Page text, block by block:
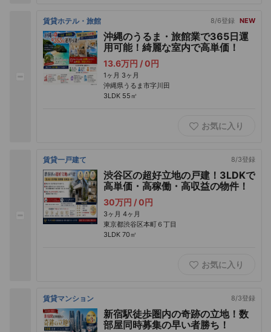
賃貸ホテル・旅館 8/6登録 NEW
沖縄のうるま・旅館業で365日運
用可能！綺麗な室内で高単価！
13.6万円 /0円
1ヶ月 3ヶ月
沖縄県うるま市字川田
3LDK 55㎡
お気に入り
賃貸一戸建て 8/3登録
渋谷区の超好立地の戸建！3LDKで
高単価・高稼働・高収益の物件！
30万円 /0円
3ヶ月 4ヶ月
東京都渋谷区本町６丁目
3LDK 70㎡
お気に入り
賃貸マンション 8/3登録
新宿駅徒歩圏内の奇跡の立地！数
部屋同時募集の早い者勝ち！